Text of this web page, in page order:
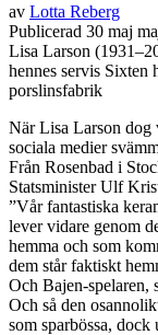
av Lotta Reberg
Publicerad 30 maj
Lisa Larson
hennes servis Sixten
porslinsfabrik
När Lisa Larson dog
sociala medier
Från Rosenbad i
Statsminister Ulf
”Vår fantastiska
lever vidare genom
hemma och som
dem står faktiskt
Och Bajen-spelaren,
Och så den
som sparbössa,